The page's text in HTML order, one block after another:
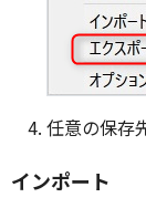
任意の保存
インポート